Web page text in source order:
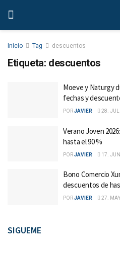
Inicio Tag descuentos
Etiqueta: descuentos
Moeve y Naturgy
fechas y
PORJAVIER 28.
Verano Joven
hasta el 90 %
PORJAVIER 17.
Bono Comercio
descuentos de
PORJAVIER 27.
SIGUEME